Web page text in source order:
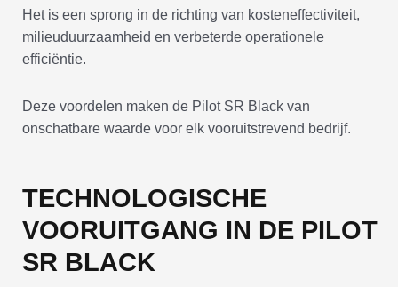
Het is een sprong in de richting van kosteneffectiviteit,
milieuduurzaamheid en verbeterde operationele
efficiëntie.
Deze voordelen maken de Pilot SR Black van
onschatbare waarde voor elk vooruitstrevend bedrijf.
TECHNOLOGISCHE
VOORUITGANG IN DE PILOT
SR BLACK